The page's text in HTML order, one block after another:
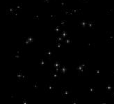
vídeo